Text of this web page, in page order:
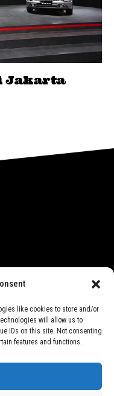
like cookies to store and/or
will allow us to
IDs on this site. Not consenting
features and functions.
Jakarta